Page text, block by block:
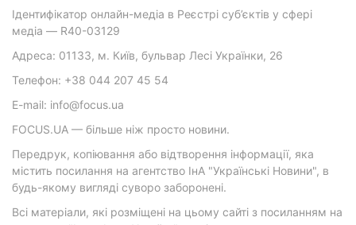
Ідентифікатор онлайн-медіа в Реєстрі суб’єктів у сфері
медіа — R40-03129
Адреса: 01133, м. Київ, бульвар Лесі Українки, 26
Телефон: +38 044 207 45 54
E-mail: info@focus.ua
FOCUS.UA — більше ніж просто новини.
Передрук, копіювання або відтворення інформації, яка
містить посилання на агентство ІнА "Українські Новини", в
будь-якому вигляді суворо заборонені.
Всі матеріали, які розміщені на цьому сайті з посиланням на